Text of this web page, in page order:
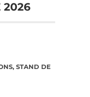
2026
STAND DE